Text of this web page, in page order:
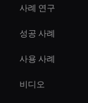
사례 연구
성공 사례
사용 사례
비디오